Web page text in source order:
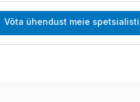
Võta ühendust meie